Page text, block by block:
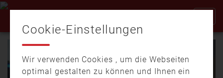
Cookie-Einstellungen
Wir verwenden Cookies , um die Webseiten
optimal gestalten zu können und Ihnen ein